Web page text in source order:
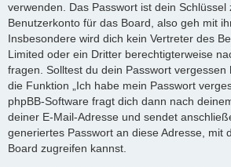
verwenden. Das Passwort ist dein Schlüssel
Benutzerkonto für das Board, also geh mit
Insbesondere wird dich kein Vertreter des
Limited oder ein Dritter berechtigterweise
fragen. Solltest du dein Passwort vergessen
die Funktion „Ich habe mein Passwort
phpBB-Software fragt dich dann nach
deiner E-Mail-Adresse und sendet
generiertes Passwort an diese Adresse, mit
Board zugreifen kannst.